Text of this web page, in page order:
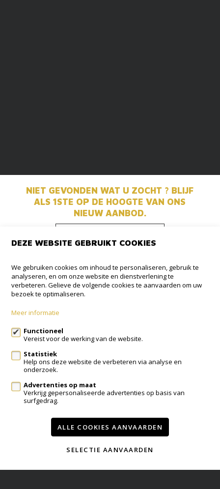
NIET GEVONDEN WAT U ZOCHT ? BLIJF
ALS 1STE OP DE HOOGTE VAN ONS
NIEUW AANBOD.
HOOGTE
SENSUM VASTGOED
Nerviërslei 6
SCHOTEN
welkom@sensumvastgoed.be
Volg ons op:
eigenaarslogin
DEZE WEBSITE GEBRUIKT COOKIES
We gebruiken cookies om inhoud te personaliseren, gebruik te
analyseren, en om onze website en dienstverlening te
verbeteren. Gelieve de volgende cookies te aanvaarden om uw
bezoek te optimaliseren.
Meer informatie
Functioneel
Vereist voor de werking van de website.
Statistiek
Help ons deze website de verbeteren via analyse en
onderzoek.
Advertenties op maat
Verkrijg gepersonaliseerde advertenties op basis van
surfgedrag.
ALLE COOKIES AANVAARDEN
SELECTIE AANVAARDEN